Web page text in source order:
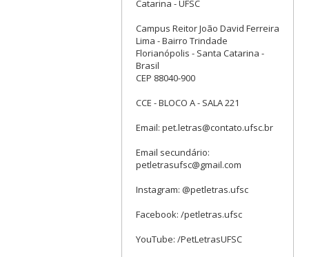
Catarina - UFSC
Campus Reitor João David Ferreira
Lima - Bairro Trindade
Florianópolis - Santa Catarina -
Brasil
CEP 88040-900
CCE - BLOCO A - SALA 221
Email: pet.letras@contato.ufsc.br
Email secundário:
petletrasufsc@gmail.com
Instagram: @petletras.ufsc
Facebook: /petletras.ufsc
YouTube: /PetLetrasUFSC